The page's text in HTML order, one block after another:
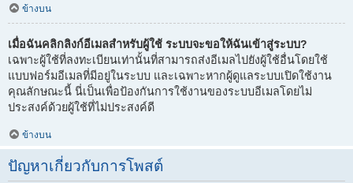
ข้างบน
เมื่อฉันคลิกลิงก์อีเมลสำหรับผู้ใช้ ระบบจะขอให้ฉันเข้าสู่ระบบ?
เฉพาะผู้ใช้ที่ลงทะเบียนเท่านั้นที่สามารถส่งอีเมลไปยังผู้ใช้อื่นโดยใช้
แบบฟอร์มอีเมลที่มีอยู่ในระบบ และเฉพาะหากผู้ดูแลระบบเปิดใช้งาน
คุณลักษณะนี้ นี่เป็นเพื่อป้องกันการใช้งานของระบบอีเมลโดยไม่
ประสงค์ด้วยผู้ใช้ที่ไม่ประสงค์ดี
ข้างบน
ปัญหาเกี่ยวกับการโพสต์